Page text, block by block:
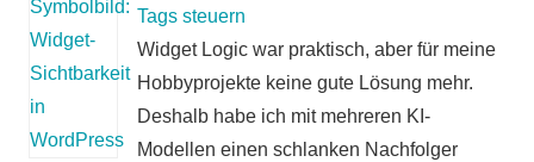
Tags steuern
Widget Logic war praktisch, aber für meine
Hobbyprojekte keine gute Lösung mehr.
Deshalb habe ich mit mehreren KI-
Modellen einen schlanken Nachfolger